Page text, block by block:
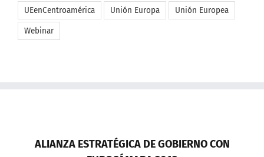
UEenCentroamérica Unión Europa Unión Europea
Webinar
ALIANZA ESTRATÉGICA DE GOBIERNO CON